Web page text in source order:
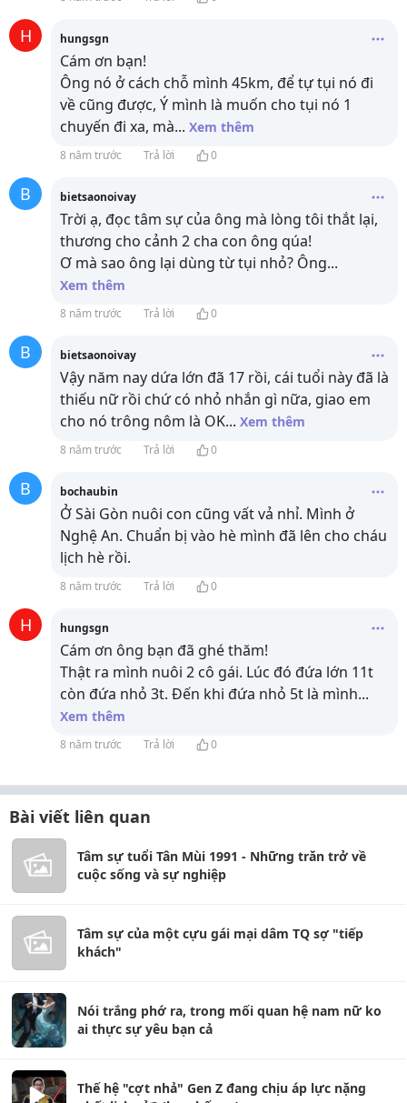
H hungsgn
Cám ơn bạn!
Ông nó ở cách chỗ mình 45km, để tự tụi nó đi
về cũng được, Ý mình là muốn cho tụi nó 1
chuyến đi xa, mà... Xem thêm
8 năm trước Trả lời 0
B bietsaonoivay
Trời ạ, đọc tâm sự của ông mà lòng tôi thắt lại,
thương cho cảnh 2 cha con ông qúa!
Ơ mà sao ông lại dùng từ tụi nhỏ? Ông...
Xem thêm
8 năm trước Trả lời 0
B bietsaonoivay
Vậy năm nay dứa lớn đã 17 rồi, cái tuổi này đã là
thiếu nữ rồi chứ có nhỏ nhắn gì nữa, giao em
cho nó trông nôm là OK... Xem thêm
8 năm trước Trả lời 0
B bochaubin
Ở Sài Gòn nuôi con cũng vất vả nhỉ. Mình ở
Nghệ An. Chuẩn bị vào hè mình đã lên cho cháu
lịch hè rồi.
8 năm trước Trả lời 0
H hungsgn
Cám ơn ông bạn đã ghé thăm!
Thật ra mình nuôi 2 cô gái. Lúc đó đứa lớn 11t
còn đứa nhỏ 3t. Đến khi đứa nhỏ 5t là mình...
Xem thêm
8 năm trước Trả lời 0
Bài viết liên quan
Tâm sự tuổi Tân Mùi 1991 - Những trăn trở về
cuộc sống và sự nghiệp
Tâm sự của một cựu gái mại dâm TQ sợ "tiếp
khách"
Nói trắng phớ ra, trong mối quan hệ nam nữ ko
ai thực sự yêu bạn cả
Thế hệ "cợt nhả" Gen Z đang chịu áp lực nặng